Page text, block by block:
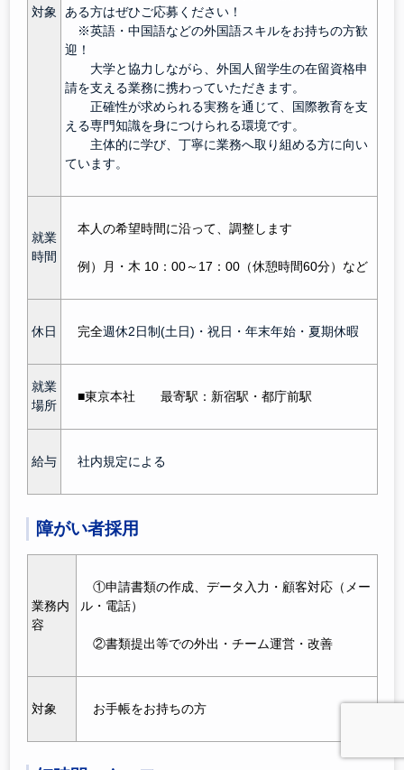
対象
ある方はぜひご応募ください！
※英語・中国語などの外国語スキルをお持ちの方歓
迎！
大学と協力しながら、外国人留学生の在留資格申
請を支える業務に携わっていただきます。
正確性が求められる実務を通じて、国際教育を支
える専門知識を身につけられる環境です。
主体的に学び、丁寧に業務へ取り組める方に向い
ています。
就業
時間
本人の希望時間に沿って、調整します
例）月・木 10：00～17：00（休憩時間60分）など
休日 完全週休2日制(土日)・祝日・年末年始・夏期休暇
就業
場所
■東京本社 最寄駅：新宿駅 ・都庁前駅
給与 社内規定による
障がい者採用
業務内
容
①申請書類の作成、データ入力・顧客対応（メー
ル・電話）
②書類提出等での外出・チーム運営・改善
対象 お手帳をお持ちの方